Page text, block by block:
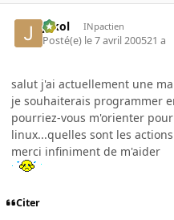
jakol INpactien
Posté(e) le 7 avril 200521 a
salut j'ai actuellement une
je souhaiterais programmer
pourriez-vous m'orienter
linux...quelles sont les
merci infiniment de m'aider
Citer